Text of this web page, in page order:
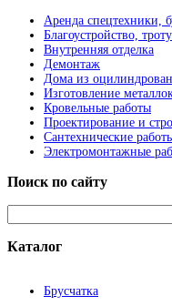
Аренда спецтехники,
Благоустройство,
Внутренняя отделка
Демонтаж
Дома из
Изготовление
Кровельные работы
Проектирование и
Сантехнические
Электромонтажные
Поиск по сайту
Каталог
Брусчатка